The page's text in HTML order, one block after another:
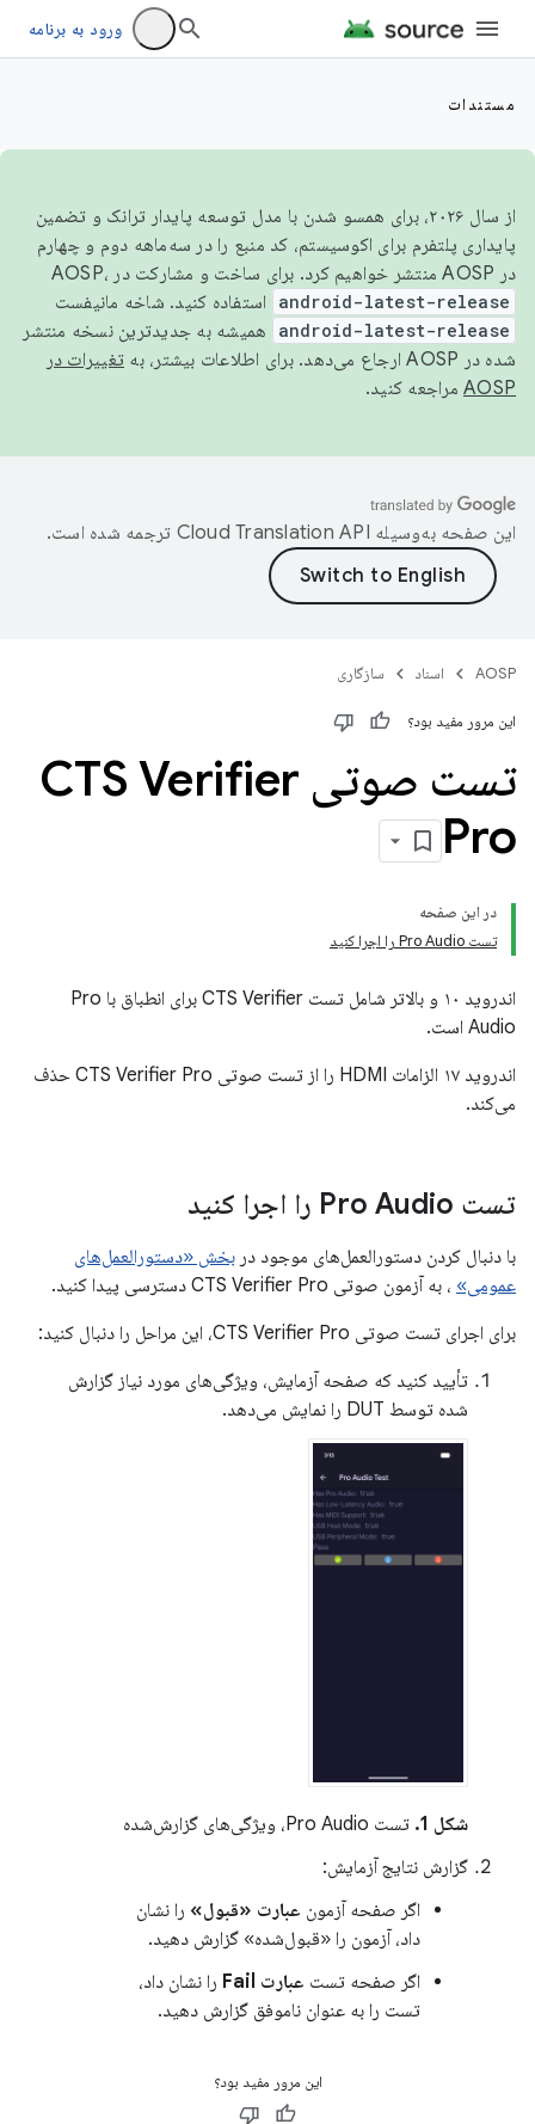
ورود به برنامه
مستندات
از سال ۲۰۲۶، برای همسو شدن با مدل توسعه پایدار ترانک و تضمین
پایداری پلتفرم برای اکوسیستم، کد منبع را در سه‌ماهه دوم و چهارم
در AOSP منتشر خواهیم کرد. برای ساخت و مشارکت در AOSP،
android-latest-release استفاده کنید. شاخه مانیفست
android-latest-release
همیشه به جدیدترین نسخه منتشر
شده در AOSP ارجاع می‌دهد. برای اطلاعات بیشتر، به
تغییرات در
AOSP مراجعه کنید.
این صفحه به‌وسیله ترجمه شده است.
AOSP اسناد سازگاری
این مرور مفید بود؟
تست صوتی CTS Verifier
Pro
در این صفحه
تست Pro Audio را اجرا کنید
اندروید ۱۰ و بالاتر شامل تست CTS Verifier برای انطباق با Pro
Audio است.
اندروید ۱۷ الزامات HDMI را از تست صوتی CTS Verifier Pro حذف
می‌کند.
تست Pro Audio را اجرا کنید
با دنبال کردن دستورالعمل‌های موجود در بخش «دستورالعمل‌های
عمومی» ، به آزمون صوتی CTS Verifier Pro دسترسی پیدا کنید.
برای اجرای تست صوتی CTS Verifier Pro، این مراحل را دنبال کنید:
تأیید کنید که صفحه آزمایش، ویژگی‌های مورد نیاز گزارش
شده توسط DUT را نمایش می‌دهد.
شکل 1.
تست Pro Audio، ویژگی‌های گزارش‌شده
گزارش نتایج آزمایش:
اگر صفحه آزمون عبارت «قبول» را نشان
داد، آزمون را «قبول‌شده» گزارش دهید.
اگر صفحه تست عبارت Fail
را نشان داد،
تست را به عنوان ناموفق گزارش دهید.
این مرور مفید بود؟